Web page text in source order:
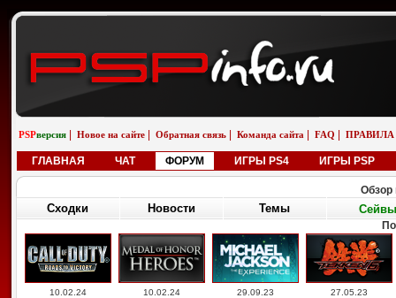
PSPверсия Новое на сайте Обратная связь Команда сайта FAQ ПРАВИЛА
ГЛАВНАЯ ЧАТ ФОРУМ ИГРЫ PS4 ИГРЫ PSP
Обзор
Сходки Новости Темы Сейвы
10.02.24
10.02.24
29.09.23
27.05.23